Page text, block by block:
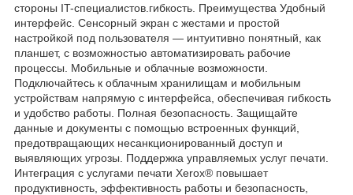
стороны IT-специалистов.гибкость. Преимущества Удобный
интерфейс. Сенсорный экран с жестами и простой
настройкой под пользователя — интуитивно понятный, как
планшет, с возможностью автоматизировать рабочие
процессы. Мобильные и облачные возможности.
Подключайтесь к облачным хранилищам и мобильным
устройствам напрямую с интерфейса, обеспечивая гибкость
и удобство работы. Полная безопасность. Защищайте
данные и документы с помощью встроенных функций,
предотвращающих несанкционированный доступ и
выявляющих угрозы. Поддержка управляемых услуг печати.
Интеграция с услугами печати Xerox® повышает
продуктивность, эффективность работы и безопасность,